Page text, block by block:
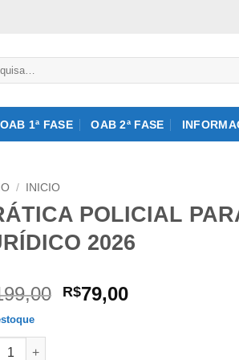
OAB 1ª FASE OAB 2ª FASE
/ INICIO
POLICIAL
2026
O
R$79,00O
POLICIAL PARA DELEGADO DE